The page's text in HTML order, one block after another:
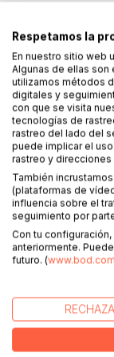
Añadir a lista de
Haz una reseña
DESCRIPCIÓN
entrelazan, Nyra,
atrapada entre
y la creciente
oscuro secreto
Respetamos la
En nuestro sitio web
Algunas de ellas son
utilizamos métodos
digitales y
con que se visita
tecnologías de
rastreo del lado del
puede implicar el
rastreo y
También
(plataformas de
influencia sobre el
seguimiento por
Con tu
anteriormente.
futuro. (